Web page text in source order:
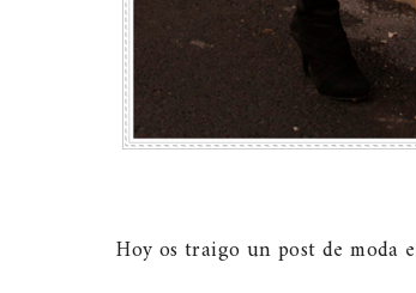
Hoy os traigo un post de moda